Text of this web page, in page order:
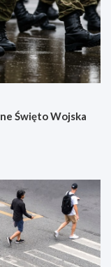
Święto Wojska